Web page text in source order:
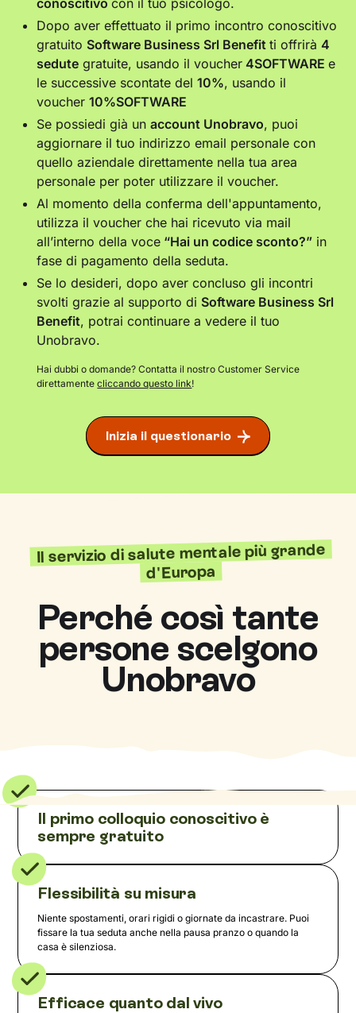
conoscitivocon il tuo psicologo.
Dopo aver effettuato il primo incontro conoscitivo
gratuito Software Business Srl Benefitti offrirà4
sedute gratuite, usando il voucher 4SOFTWAREe
le successive scontate del10%, usando il
voucher10%SOFTWARE
Se possiedi già unaccount Unobravo, puoi
aggiornare il tuo indirizzo email personale con
quello aziendale direttamente nella tua area
personale per poter utilizzare il voucher.
Al momento della conferma dell'appuntamento,
utilizza il voucher che hai ricevuto via mail
all’interno della voce “Hai un codice sconto?” in
fase di pagamento della seduta.
Se lo desideri, dopo aver concluso gli incontri
svolti grazie al supporto di Software Business Srl
Benefit, potrai continuare a vedere il tuo
Unobravo.
Hai dubbi o domande? Contatta il nostro Customer Service
direttamentecliccando questo link!
Inizia il questionario
Il servizio di salute mentale più grande
d'Europa
Perché così tante
persone scelgono
Unobravo
Il primo colloquio conoscitivo è
sempre gratuito
Flessibilità su misura
Niente spostamenti, orari rigidi o giornate da incastrare. Puoi
fissare la tua seduta anche nella pausa pranzo o quando la
casa è silenziosa.
Efficace quanto dal vivo